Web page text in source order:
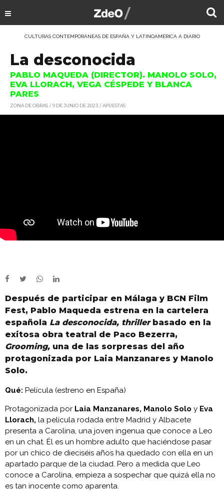
CULTURAS CONTEMPORÁNEAS DE ESPAÑA Y LATINOAMÉRICA A DIARIO
La desconocida
PABLO MAQUEDA (DIRECTOR). MANOLO SOLO,
EVA LLORACH, VEGA CÉSPEDE Y BLANCA
PARES
ZONA DE OBRAS 9 DE JUNIO DE 2023 APUESTAS
Después de participar en Málaga y BCN Film
Fest, Pablo Maqueda estrena en la cartelera
española La desconocida, thrillerbasado en la
exitosa obra teatral de Paco Bezerra,
Grooming, una de las sorpresas del año
protagonizada por Laia Manzanares y Manolo
Solo.
Qué: Película (estreno en España)
Protagonizada por Laia Manzanares, Manolo Solo y Eva
Llorach, la película rodada entre Madrid y Albacete
presenta a Carolina, una joven ingenua que conoce a Leo
en un chat. Él es un hombre adulto que haciéndose pasar
por un chico de dieciséis años ha quedado con ella en un
apartado parque de la ciudad. Pero a medida que Leo
conoce a Carolina, empieza a sospechar que quizá ella no
es tan inocente como aparenta.